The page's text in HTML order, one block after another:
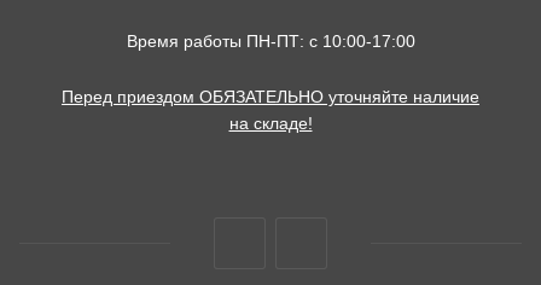
Время работы ПН-ПТ: с 10:00-17:00
Перед приездом ОБЯЗАТЕЛЬНО уточняйте наличие
на складе!